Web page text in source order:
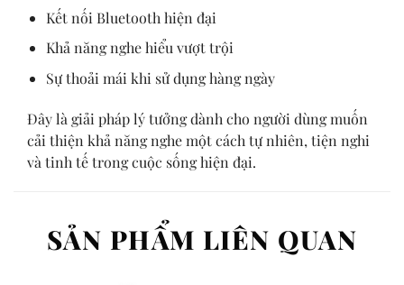
Kết nối Bluetooth hiện đại
Khả năng nghe hiểu vượt trội
Sự thoải mái khi sử dụng hàng ngày
Đây là giải pháp lý tưởng dành cho người dùng muốn
cải thiện khả năng nghe một cách tự nhiên, tiện nghi
và tinh tế trong cuộc sống hiện đại.
SẢN PHẨM LIÊN QUAN